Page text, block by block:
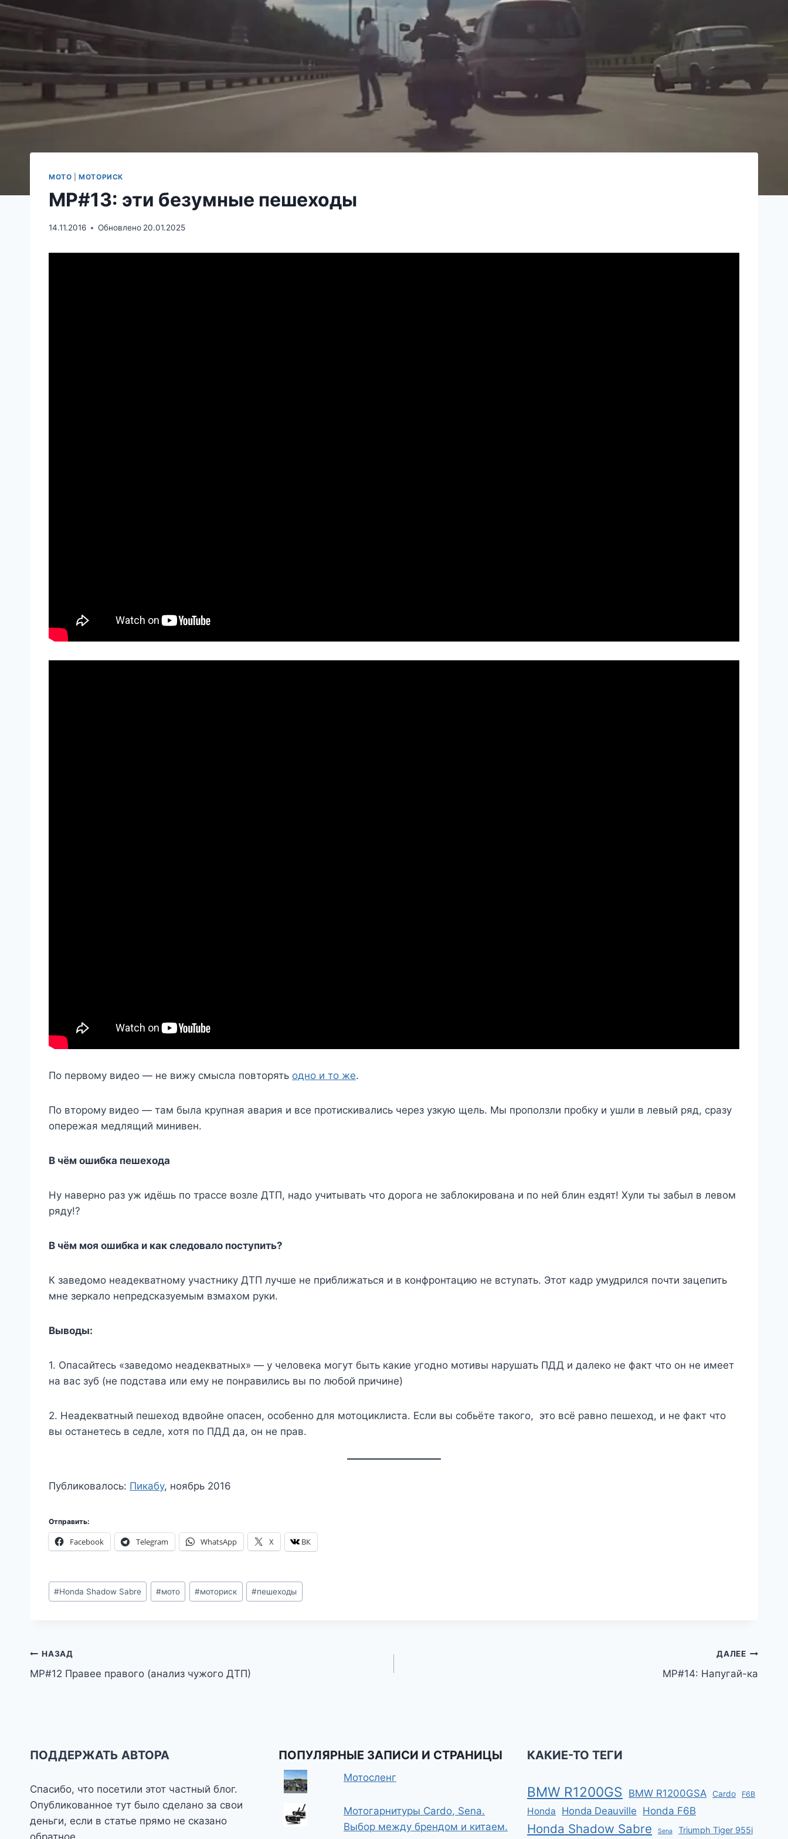
МОТО |МОТОРИСК
МР#13: эти безумные пешеходы
14.11.2016 Обновлено 20.01.2025
По первому видео — не вижу смысла повторять одно и то же.
По второму видео — там была крупная авария и все протискивались через узкую щель. Мы проползли пробку и ушли в левый ряд, сразу
опережая медлящий минивен.
В чём ошибка пешехода
Ну наверно раз уж идёшь по трассе возле ДТП, надо учитывать что дорога не заблокирована и по ней блин ездят! Хули ты забыл в левом
ряду!?
В чём моя ошибка и как следовало поступить?
К заведомо неадекватному участнику ДТП лучше не приближаться и в конфронтацию не вступать. Этот кадр умудрился почти зацепить
мне зеркало непредсказуемым взмахом руки.
Выводы:
1. Опасайтесь «заведомо неадекватных» — у человека могут быть какие угодно мотивы нарушать ПДД и далеко не факт что он не имеет
на вас зуб (не подстава или ему не понравились вы по любой причине)
2. Неадекватный пешеход вдвойне опасен, особенно для мотоциклиста. Если вы собьёте такого, это всё равно пешеход, и не факт что
вы останетесь в седле, хотя по ПДД да, он не прав.
Публиковалось: Пикабу, ноябрь 2016
Отправить:
Facebook Telegram WhatsApp X ВК
Метки
записи:
#Honda Shadow Sabre #мото #моториск #пешеходы
Навигация
по
НАЗАД
МР#12 Правее правого (анализ чужого ДТП)
ДАЛЕЕ
МР#14: Напугай-ка
ПОДДЕРЖАТЬ АВТОРА
Спасибо, что посетили этот частный блог.
Опубликованное тут было сделано за свои
деньги, если в статье прямо не сказано
ПОПУЛЯРНЫЕ ЗАПИСИ И СТРАНИЦЫ
Мотосленг
Мотогарнитуры Cardo, Sena.
Выбор между брендом и китаем.
КАКИЕ-ТО ТЕГИ
BMW R1200GS BMW R1200GSA Cardo F6B
Honda Honda Deauville Honda F6B
Honda Shadow Sabre Sena Triumph Tiger 955i